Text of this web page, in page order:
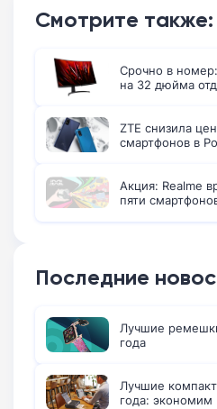
Смотрите также:
Срочно в
на 32 дюйма
ZTE снизила
смартфонов в
Акция: Realme
пяти
Последние
Лучшие
года
Лучшие
года: